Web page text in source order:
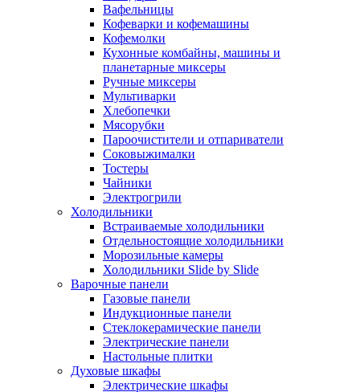
Вафельницы
Кофеварки и кофемашины
Кофемолки
Кухонные комбайны, машины и
планетарные миксеры
Ручные миксеры
Мультиварки
Хлебопечки
Мясорубки
Пароочистители и отпариватели
Соковыжималки
Тостеры
Чайники
Электрогрили
Холодильники
Встраиваемые холодильники
Отдельностоящие холодильники
Морозильные камеры
Холодильники Slide by Slide
Варочные панели
Газовые панели
Индукционные панели
Стеклокерамические панели
Электрические панели
Настольные плитки
Духовые шкафы
Электрические шкафы